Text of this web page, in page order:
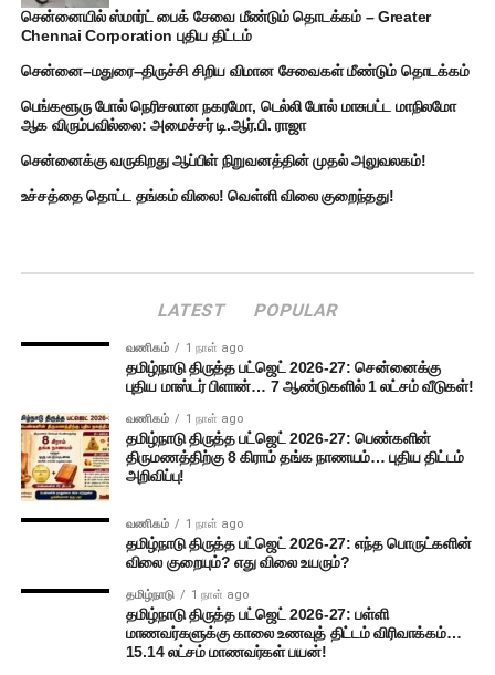
சென்னையில் ஸ்மார்ட் பைக் சேவை மீண்டும் தொடக்கம் – Greater
Chennai Corporation புதிய திட்டம்
சென்னை–மதுரை–திருச்சி சிறிய விமான சேவைகள் மீண்டும் தொடக்கம்
பெங்களூரு போல் நெரிசலான நகரமோ, டெல்லி போல் மாசுபட்ட மாநிலமோ
ஆக விரும்பவில்லை: அமைச்சர் டி.ஆர்.பி. ராஜா
சென்னைக்கு வருகிறது ஆப்பிள் நிறுவனத்தின் முதல் அலுவலகம்!
உச்சத்தை தொட்ட தங்கம் விலை! வெள்ளி விலை குறைந்தது!
LATEST POPULAR
வணிகம் 1 நாள் ago
தமிழ்நாடு திருத்த பட்ஜெட் 2026-27: சென்னைக்கு
புதிய மாஸ்டர் பிளான்… 7 ஆண்டுகளில் 1 லட்சம் வீடுகள்!
வணிகம் 1 நாள் ago
தமிழ்நாடு திருத்த பட்ஜெட் 2026-27: பெண்களின்
திருமணத்திற்கு 8 கிராம் தங்க நாணயம்… புதிய திட்டம்
அறிவிப்பு!
வணிகம் 1 நாள் ago
தமிழ்நாடு திருத்த பட்ஜெட் 2026-27: எந்த பொருட்களின்
விலை குறையும்? எது விலை உயரும்?
தமிழ்நாடு 1 நாள் ago
தமிழ்நாடு திருத்த பட்ஜெட் 2026-27: பள்ளி
மாணவர்களுக்கு காலை உணவுத் திட்டம் விரிவாக்கம்…
15.14 லட்சம் மாணவர்கள் பயன்!